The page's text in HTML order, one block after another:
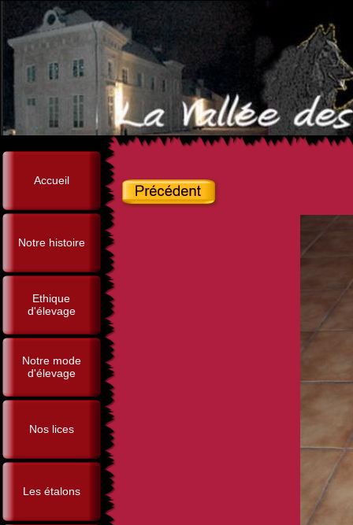
Accueil
Notre histoire
Ethique
d'élevage
Notre mode
d'élevage
Nos lices
Les étalons